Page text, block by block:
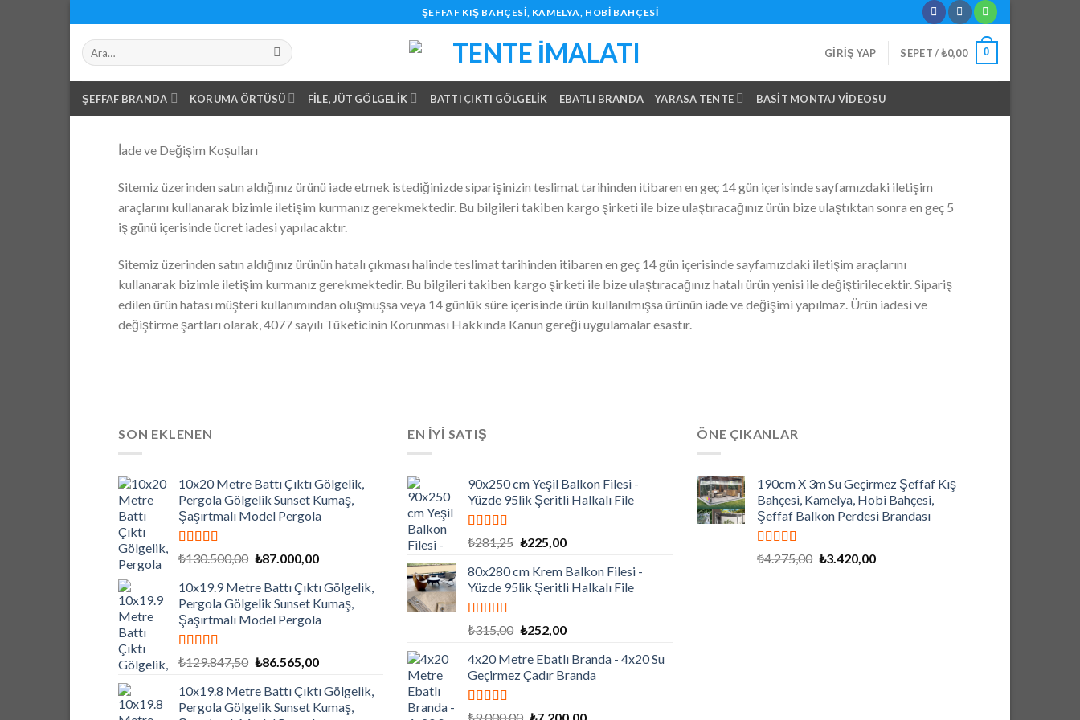
to
content
ŞEFFAF KIŞ BAHÇESI, KAMELYA, HOBI BAHÇESI
Ara:
GIRIŞ YAP SEPET /₺0,00 0
ŞEFFAF BRANDA KORUMA ÖRTÜSÜ FILE, JÜT GÖLGELIK BATTI ÇIKTI GÖLGELIK EBATLI BRANDA YARASA TENTE BASIT MONTAJ VIDEOSU
İade ve Değişim Koşulları
Sitemiz üzerinden satın aldığınız ürünü iade etmek istediğinizde siparişinizin teslimat tarihinden itibaren en geç 14 gün içerisinde sayfamızdaki iletişim
araçlarını kullanarak bizimle iletişim kurmanız gerekmektedir. Bu bilgileri takiben kargo şirketi ile bize ulaştıracağınız ürün bize ulaştıktan sonra en geç 5
iş günü içerisinde ücret iadesi yapılacaktır.
Sitemiz üzerinden satın aldığınız ürünün hatalı çıkması halinde teslimat tarihinden itibaren en geç 14 gün içerisinde sayfamızdaki iletişim araçlarını
kullanarak bizimle iletişim kurmanız gerekmektedir. Bu bilgileri takiben kargo şirketi ile bize ulaştıracağınız hatalı ürün yenisi ile değiştirilecektir. Sipariş
edilen ürün hatası müşteri kullanımından oluşmuşsa veya 14 günlük süre içerisinde ürün kullanılmışsa ürünün iade ve değişimi yapılmaz. Ürün iadesi ve
değiştirme şartları olarak, 4077 sayılı Tüketicinin Korunması Hakkında Kanun gereği uygulamalar esastır.
SON EKLENEN
10x20 Metre Battı Çıktı Gölgelik,
Pergola Gölgelik Sunset Kumaş,
Şaşırtmalı Model Pergola
5 üzerinden
oy aldı
₺130.500,00 Orijinal
₺130.500,00.
₺87.000,00Şu
fiyat:
₺87.000,00.
10x19.9 Metre Battı Çıktı Gölgelik,
Pergola Gölgelik Sunset Kumaş,
Şaşırtmalı Model Pergola
5 üzerinden
oy aldı
₺129.847,50 Orijinal
₺129.847,50.
₺86.565,00Şu
fiyat:
₺86.565,00.
10x19.8 Metre Battı Çıktı Gölgelik,
Pergola Gölgelik Sunset Kumaş,
EN İYİ SATIŞ
90x250 cm Yeşil Balkon Filesi -
Yüzde 95lik Şeritli Halkalı File
5 üzerinden
oy aldı
₺281,25 Orijinal
₺281,25.
₺225,00Şu
fiyat:
₺225,00.
80x280 cm Krem Balkon Filesi -
Yüzde 95lik Şeritli Halkalı File
5 üzerinden
oy aldı
₺315,00 Orijinal
₺315,00.
₺252,00Şu
fiyat:
₺252,00.
4x20 Metre Ebatlı Branda - 4x20 Su
Geçirmez Çadır Branda
5 üzerinden Orijinal
Şu
ÖNE ÇIKANLAR
190cm X 3m Su Geçirmez Şeffaf Kış
Bahçesi, Kamelya, Hobi Bahçesi,
Şeffaf Balkon Perdesi Brandası
5 üzerinden
oy aldı
₺4.275,00 Orijinal
₺3.420,00Şu